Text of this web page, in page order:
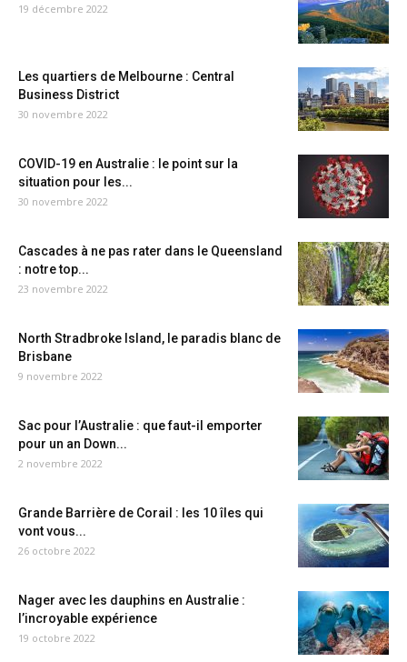
19 décembre 2022
Les quartiers de Melbourne : Central
Business District
30 novembre 2022
COVID-19 en Australie : le point sur la
situation pour les...
30 novembre 2022
Cascades à ne pas rater dans le Queensland
: notre top...
23 novembre 2022
North Stradbroke Island, le paradis blanc de
Brisbane
9 novembre 2022
Sac pour l’Australie : que faut-il emporter
pour un an Down...
2 novembre 2022
Grande Barrière de Corail : les 10 îles qui
vont vous...
26 octobre 2022
Nager avec les dauphins en Australie :
l’incroyable expérience
19 octobre 2022